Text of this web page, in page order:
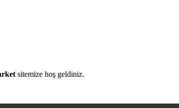
sitemize hoş geldiniz.